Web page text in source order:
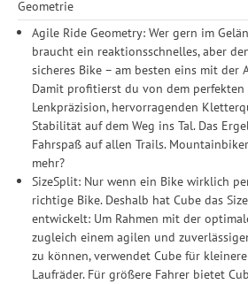
Geometrie
Agile Ride Geometry: Wer gern im
braucht ein reaktionsschnelles, aber
sicheres Bike – am besten eins mit der
Damit profitierst du von dem perfekten
Lenkpräzision, hervorragenden
Stabilität auf dem Weg ins Tal. Das
Fahrspaß auf allen Trails.
mehr?
SizeSplit: Nur wenn ein Bike wirklich
richtige Bike. Deshalb hat Cube das
entwickelt: Um Rahmen mit der
zugleich einem agilen und
zu können, verwendet Cube für
Laufräder. Für größere Fahrer bietet